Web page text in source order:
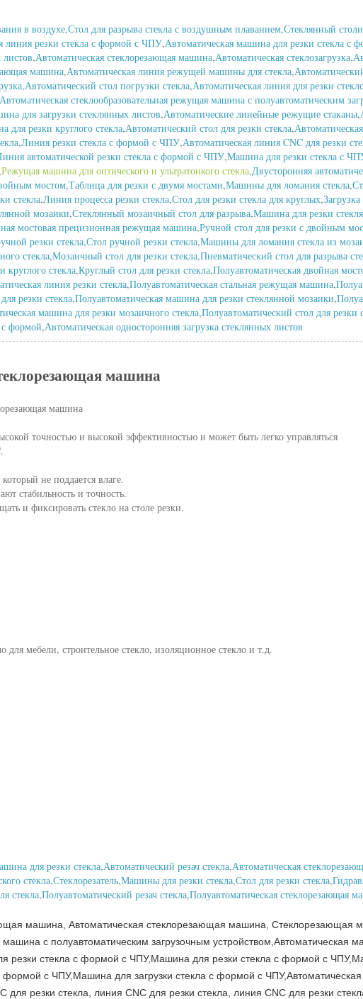
в воздухе,Стол для разрыва стекла с воздушным плаванием,Стеклянный
линия резки стекла с формой с ЧПУ,Автоматическая машина для резки стекла с
,Автоматическая стеклорезающая машина,Автоматическая стеклозагрузка,
машина,Автоматическая линия режущей машины для стекла,
,Автоматический стол погрузки стекла,Автоматическая линия для резки
Автоматическая стеклообразовательная режущая машина с полуавтоматическим
для загрузки стеклянных листов,Автоматические линейные режущие стаканы,
для резки круглого стекла,Автоматический стол для резки стекла,
,Линия резки стекла с формой с ЧПУ,Автоматическая линия CNC для резки
автоматической резки стекла с формой с ЧПУ,Машина для резки стекла с
,Режущая машина для оптического и ультратонкого стекла,Двусторонняя
мостом,Таблица для резки с двумя мостами,Машины для ломания стекла,
стекла,Линия процесса резки стекла,Стол для резки стекла для круглых,Загрузка
мозаики,Стеклянный мозаичный стол для разрыва,Машина для резки
мостовая прецизионная режущая машина,Ручной стол для резки с двойным
резки стекла,Стол ручной резки стекла,Машины для ломания стекла из
стекла,Мозаичный стол для резки стекла,Пневматический стол для разрыва
стекла,Круглый стол для резки стекла,Полуавтоматическая двойная
линия резки стекла,Полуавтоматическая стальная режущая машина,
резки стекла,Полуавтоматическая машина для резки стеклянной мозаики,
машина для резки мозаичного стекла,Полуавтоматический стол для резки
формой,Автоматическая односторонняя загрузка стеклянных листов
машина
машина
точностью и высокой эффективностью и может быть легко управляться
не поддается влаге.
стабильность и точность.
и фиксировать стекло на столе резки.
для мебели, строительное стекло, изоляционное стекло и т.д.
для резки стекла,Автоматический резач стекла,Автоматическая
стекла,Стеклорезатель,Машины для резки стекла,Стол для резки стекла,
стекла,Полуавтоматический резач стекла,Полуавтоматическая стеклорезающая
машина, Автоматическая стеклорезающая машина, Стеклорезающая
с полуавтоматическим загрузочным устройством,Автоматическая
резки стекла с формой с ЧПУ,Машина для резки стекла с формой с
с ЧПУ,Машина для загрузки стекла с формой с ЧПУ,Автоматическая
резки стекла, линия CNC для резки стекла, линия CNC для резки